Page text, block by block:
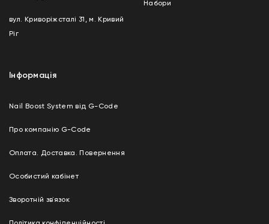
вул. Криворіжсталі 31, м. Кривий
Ріг
Набори
Інформація
Nail Boost System від G-Code
Про компанію G-Code
Оплата. Доставка. Повернення
Особистий кабінет
Зворотній зв`язок